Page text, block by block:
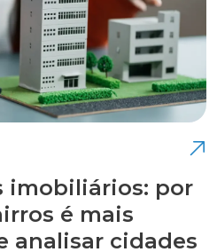
imobiliários: por
é mais
analisar cidades